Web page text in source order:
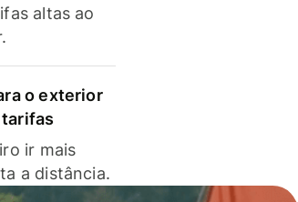
altas ao
o exterior
ir mais
a distância.